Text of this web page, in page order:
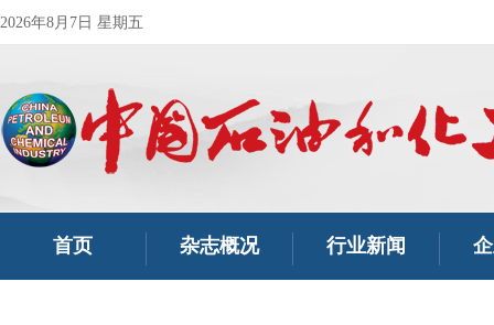
2026年8月7日 星期五
首页 杂志概况 行业新闻